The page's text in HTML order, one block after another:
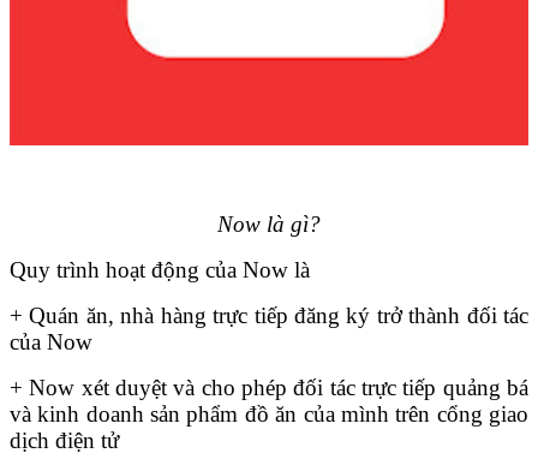
Now là gì?
Quy trình hoạt động của Now là
+ Quán ăn, nhà hàng trực tiếp đăng ký trở thành đối tác
của Now
+ Now xét duyệt và cho phép đối tác trực tiếp quảng bá
và kinh doanh sản phẩm đồ ăn của mình trên cổng giao
dịch điện tử